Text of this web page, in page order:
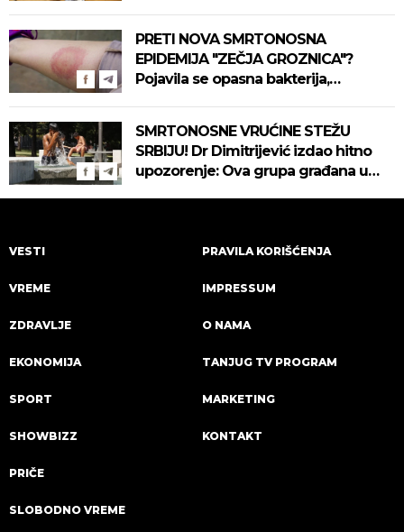
PRETI NOVA SMRTONOSNA
EPIDEMIJA "ZEČJA GROZNICA"?
Pojavila se opasna bakterija,
SMRTONOSNE VRUĆINE STEŽU
SRBIJU! Dr Dimitrijević izdao hitno
upozorenje: Ova grupa građana u
VESTI
VREME
ZDRAVLJE
EKONOMIJA
SPORT
SHOWBIZZ
PRIČE
SLOBODNO VREME
PRAVILA KORIŠĆENJA
IMPRESSUM
O NAMA
TANJUG TV PROGRAM
MARKETING
KONTAKT